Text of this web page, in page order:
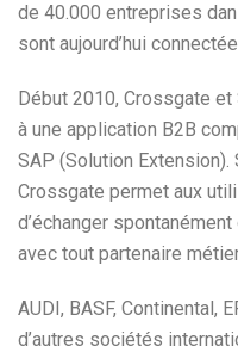
de 40.000 entreprises
sont aujourd’hui
Début 2010, Crossgate
à une application B2B
SAP (Solution
Crossgate permet aux
d’échanger
avec tout partenaire
AUDI, BASF, Continental,
d’autres sociétés